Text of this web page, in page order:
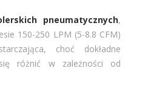
pneumatycznych,
150-250 LPM (5-8.8 CFM)
choć dokładne
różnić w zależności od